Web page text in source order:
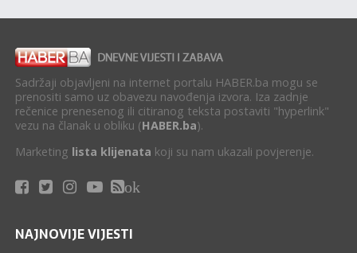
Sadržaji objavljeni na internet portalu HABER.ba mogu se
prenositi samo uz obavezu navođenja izvora. Iza zadnje
rečenice prenesenog ili citiranog teksta postaviti "hyperlink"
vezu na članak u obliku (HABER.ba).
Marketing lista klijenata koji su nam ukazali povjerenje.
ok
NAJNOVIJE VIJESTI